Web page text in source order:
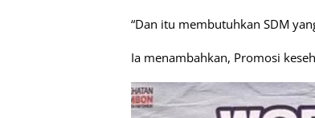
“Dan itu membutuhkan SDM
Ia menambahkan, Promosi